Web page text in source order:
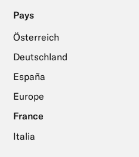
Pays
Österreich
Deutschland
España
Europe
France
Italia